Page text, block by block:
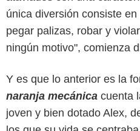
única diversión consiste
pegar palizas, robar y
ningún motivo", comienza
Y es que lo anterior es la
naranja mecánica cuenta
joven y bien dotado Alex,